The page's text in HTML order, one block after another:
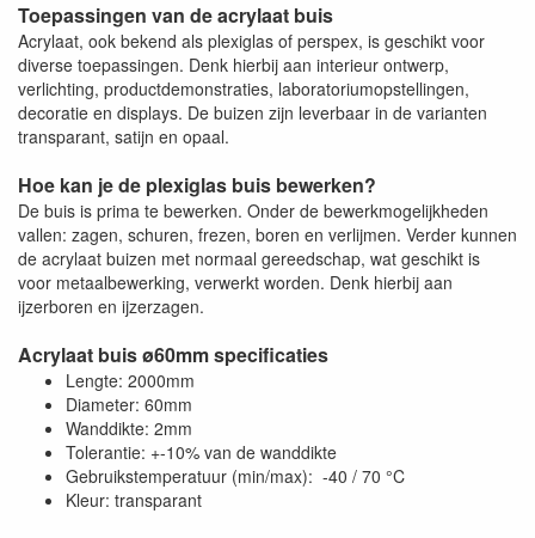
Toepassingen van de acrylaat buis
Acrylaat, ook bekend als plexiglas of perspex, is geschikt voor
diverse toepassingen. Denk hierbij aan interieur ontwerp,
verlichting, productdemonstraties, laboratoriumopstellingen,
decoratie en displays. De buizen zijn leverbaar in de varianten
transparant, satijn en opaal.
Hoe kan je de plexiglas buis bewerken?
De buis is prima te bewerken. Onder de bewerkmogelijkheden
vallen: zagen, schuren, frezen, boren en verlijmen. Verder kunnen
de acrylaat buizen met normaal gereedschap, wat geschikt is
voor metaalbewerking, verwerkt worden. Denk hierbij aan
ijzerboren en ijzerzagen.
Acrylaat buis ø60mm specificaties
Lengte: 2000mm
Diameter: 60mm
Wanddikte: 2mm
Tolerantie: +-10% van de wanddikte
Gebruikstemperatuur (min/max): -40 / 70 °C
Kleur: transparant